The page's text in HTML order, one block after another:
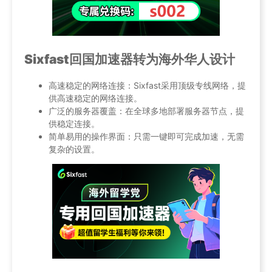
Sixfast回国加速器转为海外华人设计
高速稳定的网络连接：Sixfast采用顶级专线网络，提
供高速稳定的网络连接。
广泛的服务器覆盖：在全球多地部署服务器节点，提
供稳定连接。
简单易用的操作界面：只需一键即可完成加速，无需
复杂的设置。